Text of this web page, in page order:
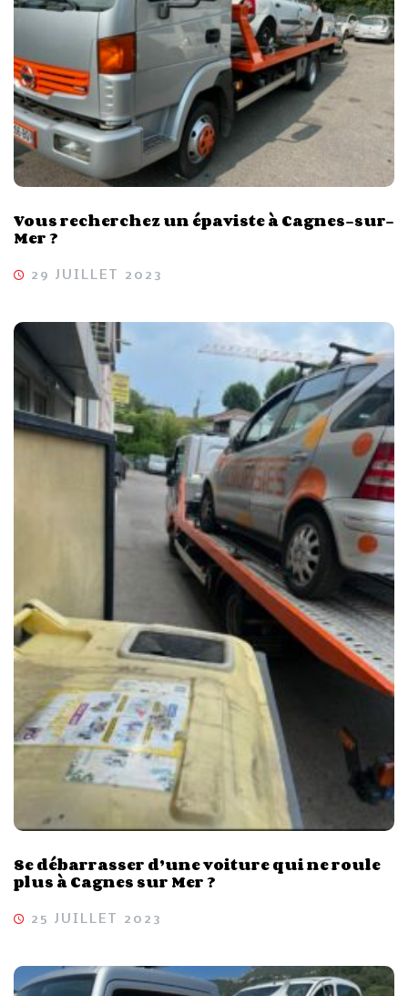
Vous recherchez un épaviste à Cagnes-sur-
Mer ?
29 JUILLET 2023
Se débarrasser d’une voiture qui ne roule
plus à Cagnes sur Mer ?
25 JUILLET 2023